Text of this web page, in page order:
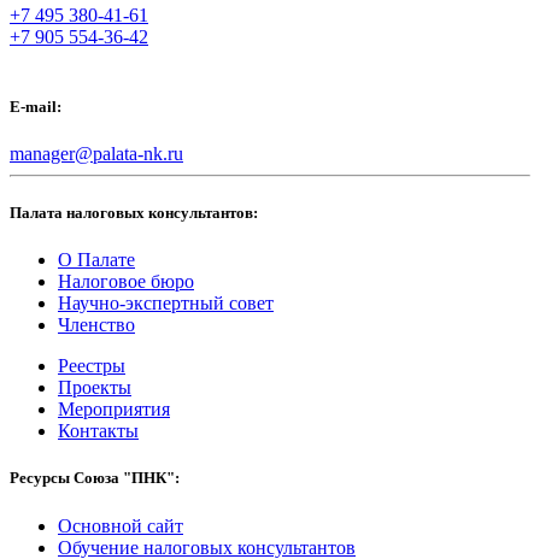
+7 495 380-41-61
+7 905 554-36-42
E-mail:
manager@palata-nk.ru
Палата налоговых консультантов:
О Палате
Налоговое бюро
Научно-экспертный совет
Членство
Реестры
Проекты
Мероприятия
Контакты
Ресурсы Союза "ПНК":
Основной сайт
Обучение налоговых консультантов